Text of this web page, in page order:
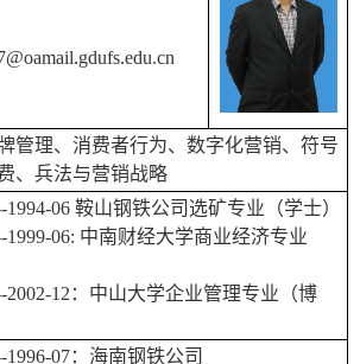
管理、消费者行为、数字化营销、符号
、兵法与营销战略
1994-06 鞍山钢铁公司选矿专业（学士）
1999-06: 中南财经大学商业经济专业
2002-12：中山大学企业管理专业（博
1996-07：海南钢铁公司